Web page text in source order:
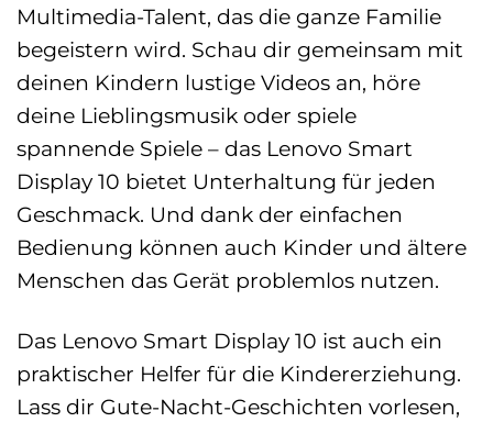
Multimedia-Talent, das die ganze Familie
begeistern wird. Schau dir gemeinsam mit
deinen Kindern lustige Videos an, höre
deine Lieblingsmusik oder spiele
spannende Spiele – das Lenovo Smart
Display 10 bietet Unterhaltung für jeden
Geschmack. Und dank der einfachen
Bedienung können auch Kinder und ältere
Menschen das Gerät problemlos nutzen.
Das Lenovo Smart Display 10 ist auch ein
praktischer Helfer für die Kindererziehung.
Lass dir Gute-Nacht-Geschichten vorlesen,